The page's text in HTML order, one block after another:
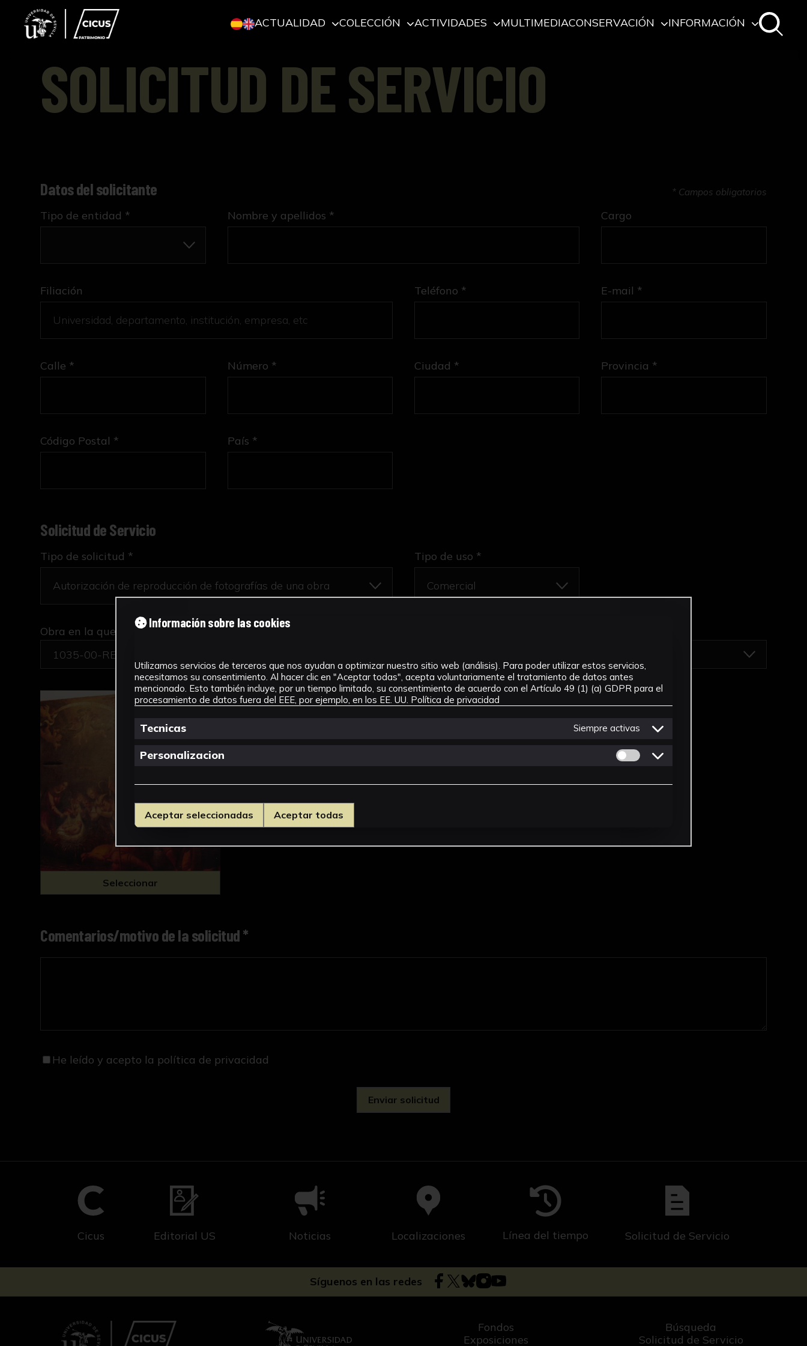
ACTUALIDAD COLECCIÓN ACTIVIDADES MULTIMEDIACONSERVACIÓN INFORMACIÓN
SOLICITUD DE SERVICIO
Datos del solicitante * Campos obligatorios
Tipo de entidad * Nombre y apellidos * Cargo
Filiación Teléfono * E-mail *
Calle * Número * Ciudad * Provincia *
Código Postal * País *
Solicitud de Servicio
Tipo de solicitud * Tipo de uso *
Obra en la que está interesado/a*
1035-00-REC-PINT/Adoración de los pastores
Seleccionar
Comentarios/motivo de la solicitud *
He leído y acepto la política de privacidad
Cicus Editorial US Noticias Localizaciones Línea del tiempo Solicitud de Servicio
Síguenos en las redes
Fondos
Exposiciones
Búsqueda
Solicitud de Servicio
Información sobre las cookies
Utilizamos servicios de terceros que nos ayudan a optimizar nuestro sitio web (análisis). Para poder utilizar estos servicios,
necesitamos su consentimiento. Al hacer clic en "Aceptar todas", acepta voluntariamente el tratamiento de datos antes
mencionado. Esto también incluye, por un tiempo limitado, su consentimiento de acuerdo con el Artículo 49 (1) (a) GDPR para el
procesamiento de datos fuera del EEE, por ejemplo, en los EE. UU. Política de privacidad
Tecnicas Siempre activas
Personalizacion Permitir cookies de Personalizacion
Aceptar seleccionadas Aceptar todas